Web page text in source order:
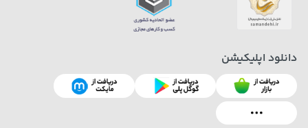
141,000 تومان
165,900
خرید
100,000 تومان
120,000
دانلود اپلیکیشن